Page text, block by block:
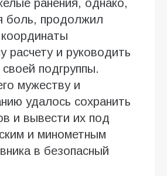
ранения, однако,
боль, продолжил
расчету и руководить
подгруппы.
мужеству и
удалось сохранить
и вывести их под
и минометным
в безопасный